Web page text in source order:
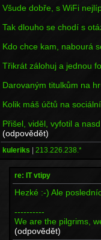
Všude dobře, s WiFi
Tak dlouho se chodí s
Kdo chce kam, nabourá
Třikrát zálohuj a jednou
Darovaným titulkům na
Kolik máš účtů na
Přišel, viděl, vyfotil a
(odpovědět)
kuleriks | 213.226.238.*
re: IT vtipy
Hezké :-) Ale
----------
We are the pilgrims,
(odpovědět)